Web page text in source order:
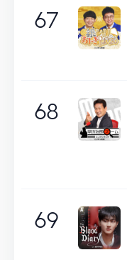
67
68
69